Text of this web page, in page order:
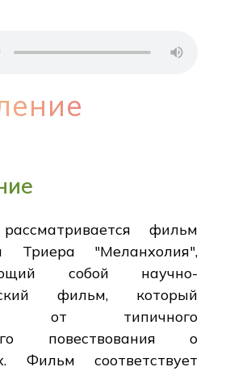
фильм
"Меланхолия",
собой научно-
фильм, который
от типичного
повествования о
Фильм соответствует